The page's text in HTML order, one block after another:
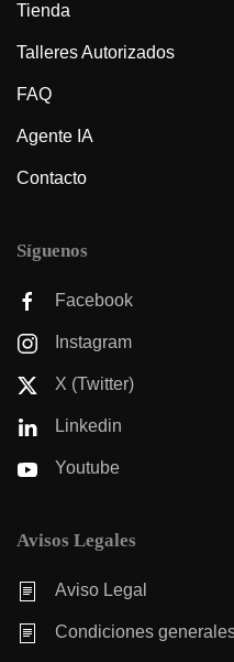
Tienda
Talleres Autorizados
FAQ
Agente IA
Contacto
Síguenos
Facebook
Instagram
X (Twitter)
Linkedin
Youtube
Avisos Legales
Aviso Legal
Condiciones